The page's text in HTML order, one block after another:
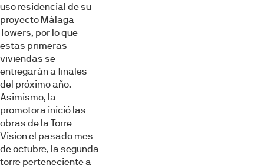
uso residencial de su
proyecto Málaga
Towers, por lo que
estas primeras
viviendas se
entregarán a finales
del próximo año.
Asimismo, la
promotora inició las
obras de la Torre
Vision el pasado mes
de octubre, la segunda
torre perteneciente a